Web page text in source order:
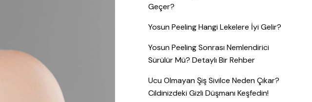
Geçer?
Yosun Peeling Hangi Lekelere İyi Gelir?
Yosun Peeling Sonrası Nemlendirici
Sürülür Mü? Detaylı Bir Rehber
Ucu Olmayan Şiş Sivilce Neden Çıkar?
Cildinizdeki Gizli Düşmanı Keşfedin!